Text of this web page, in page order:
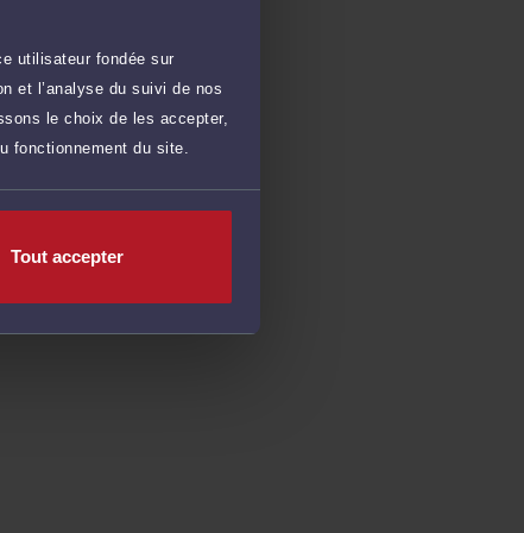
utilisateur fondée sur
et l’analyse du suivi de nos
le choix de les accepter,
fonctionnement du site.
Tout accepter